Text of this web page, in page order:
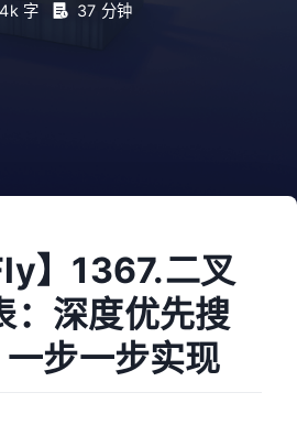
字
37 分钟
】1367.二叉
：深度优先搜
步一步实现